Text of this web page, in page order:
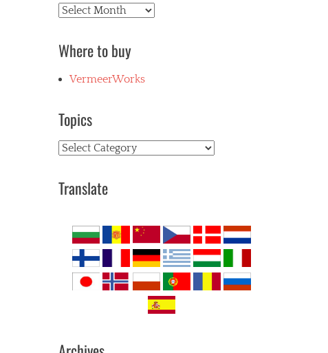
Archives
Where to buy
VermeerWorks
Topics
Topics
Translate